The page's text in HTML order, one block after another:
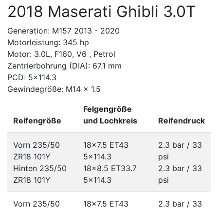
2018 Maserati Ghibli 3.0T
Generation: M157 2013 - 2020
Motorleistung: 345 hp
Motor: 3.0L, F160, V6 , Petrol
Zentrierbohrung (DIA): 67.1 mm
PCD: 5x114.3
Gewindegröße: M14 x 1.5
Reifengröße
Felgengröße
und Lochkreis
Reifendruck
Vorn 235/50
ZR18 101Y
Hinten 235/50
ZR18 101Y
18x7.5 ET43
5x114.3
18x8.5 ET33.7
5x114.3
2.3 bar / 33
psi
2.3 bar / 33
psi
Vorn 235/50
18x7.5 ET43
2.3 bar / 33